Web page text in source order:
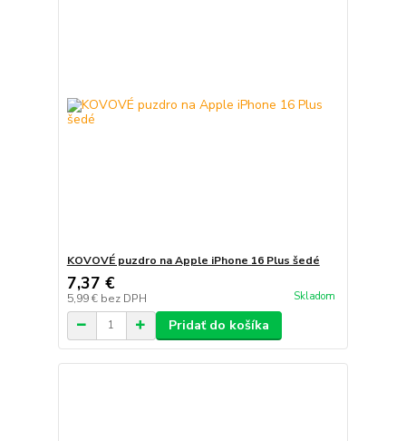
KOVOVÉ puzdro na Apple iPhone 16 Plus šedé
7,37 €
5,99 € bez DPH Skladom
Pridať do košíka